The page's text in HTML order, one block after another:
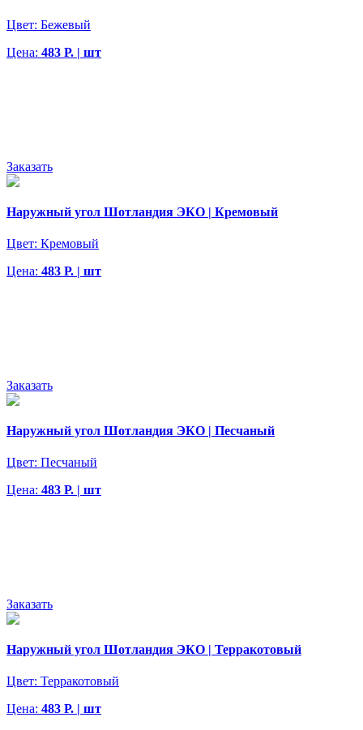
Цвет: Бежевый
Цена: 483 Р. | шт
Заказать
Наружный угол Шотландия ЭКО | Кремовый
Цвет: Кремовый
Цена: 483 Р. | шт
Заказать
Наружный угол Шотландия ЭКО | Песчаный
Цвет: Песчаный
Цена: 483 Р. | шт
Заказать
Наружный угол Шотландия ЭКО | Терракотовый
Цвет: Терракотовый
Цена: 483 Р. | шт